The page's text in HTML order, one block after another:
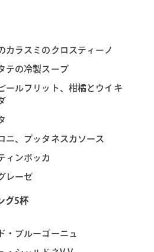
カラスミのクロスティーノ
テの冷製スープ
ールフリット、柑橘とウイキ
ニ、プッタネスカソース
ィンボッカ
レーゼ
グ5杯
・ブルーゴーニュ